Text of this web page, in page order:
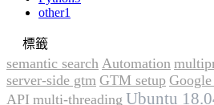
other1
標籤
semantic search Automation
server-side gtm GTM setup
API multi-threading Ubuntu